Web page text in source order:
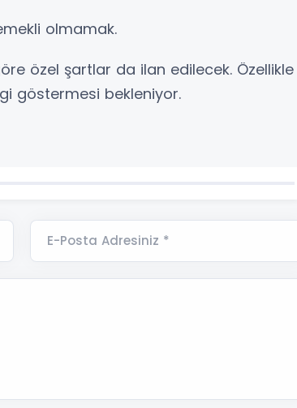
olmamak.
özel şartlar da ilan edilecek. Özellikle
göstermesi bekleniyor.
E-Posta Adresiniz *